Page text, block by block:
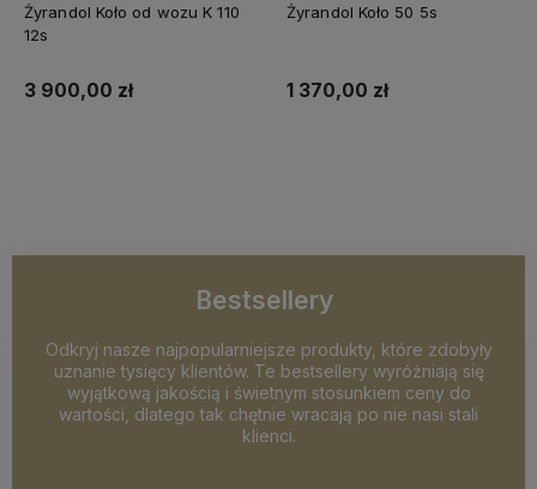
Żyrandol Koło od wozu K 110
12s
3 900,00 zł
Żyrandol Koło 50 5s
1 370,00 zł
Bestsellery
Odkryj nasze najpopularniejsze produkty, które zdobyły
uznanie tysięcy klientów. Te bestsellery wyróżniają się
wyjątkową jakością i świetnym stosunkiem ceny do
wartości, dlatego tak chętnie wracają po nie nasi stali
klienci.